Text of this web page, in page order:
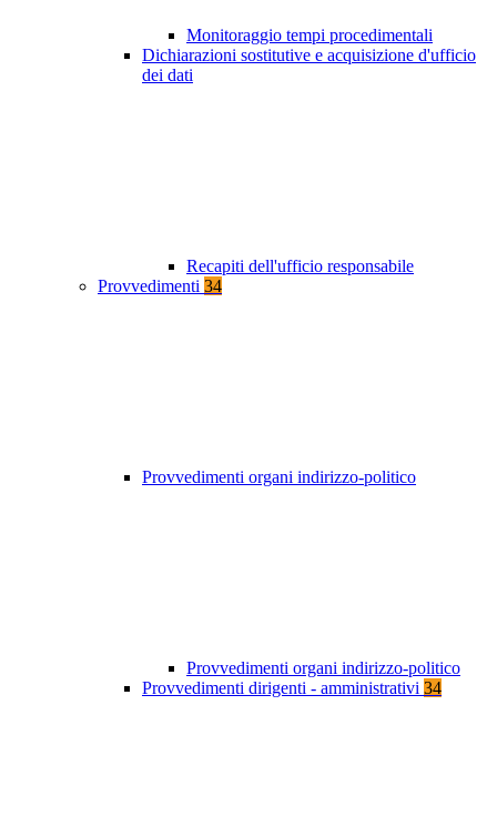
Monitoraggio tempi procedimentali
Dichiarazioni sostitutive e acquisizione d'ufficio
dei dati
Recapiti dell'ufficio responsabile
Provvedimenti 34
Provvedimenti organi indirizzo-politico
Provvedimenti organi indirizzo-politico
Provvedimenti dirigenti - amministrativi 34